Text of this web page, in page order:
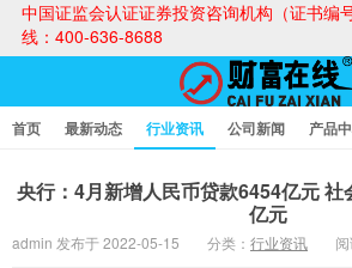
中国证监会认证证券投资咨询机构（证书编
线：400-636-8688
财富在线
首页 最新动态 行业资讯 公司新闻 产品
央行：4月新增人民币贷款6454亿元
亿元
admin 发布于 2022-05-15 分类： 行业资讯